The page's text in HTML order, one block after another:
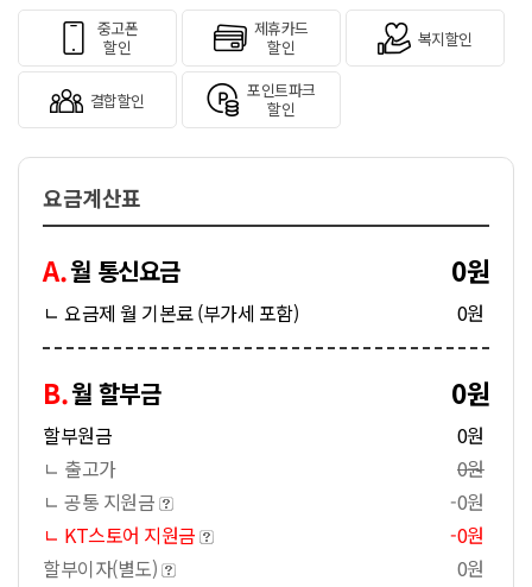
중고폰
할인
제휴카드
할인
복지할인
결합할인
포인트파크
할인
요금계산표
A.월 통신요금 0원
ㄴ 요금제 월 기본료 (부가세 포함) 0원
B.월 할부금 0원
할부원금
0원
ㄴ 출고가
0원
ㄴ 공통 지원금
-0원
ㄴ KT스토어 지원금
-0원
할부이자(별도)
0원